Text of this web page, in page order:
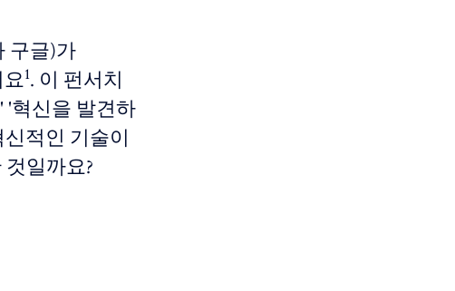
구글)가
1. 이 펀서치
'혁신을 발견하
적인 기술이
일까요?